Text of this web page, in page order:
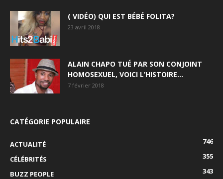
( VIDÉO) QUI EST BÉBÉ FOLITA?
23 avril 2018
ALAIN CHAPO TUÉ PAR SON CONJOINT
HOMOSEXUEL, VOICI L’HISTOIRE…
7 février 2018
CATÉGORIE POPULAIRE
ACTUALITÉ
746
CÉLÉBRITÉS
355
BUZZ PEOPLE
343